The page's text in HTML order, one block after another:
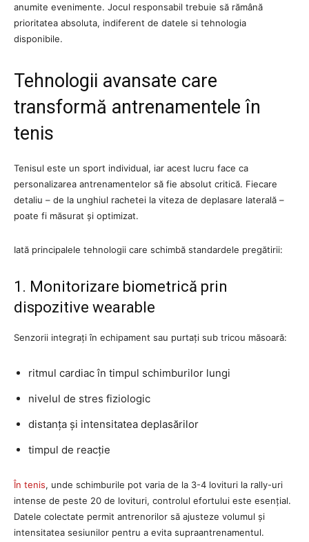
anumite evenimente. Jocul responsabil trebuie să rămână
prioritatea absoluta, indiferent de datele si tehnologia
disponibile.
Tehnologii avansate care
transformă antrenamentele în
tenis
Tenisul este un sport individual, iar acest lucru face ca
personalizarea antrenamentelor să fie absolut critică. Fiecare
detaliu – de la unghiul rachetei la viteza de deplasare laterală –
poate fi măsurat și optimizat.
Iată principalele tehnologii care schimbă standardele pregătirii:
1. Monitorizare biometrică prin
dispozitive wearable
Senzorii integrați în echipament sau purtați sub tricou măsoară:
ritmul cardiac în timpul schimburilor lungi
nivelul de stres fiziologic
distanța și intensitatea deplasărilor
timpul de reacție
În tenis, unde schimburile pot varia de la 3-4 lovituri la rally-uri
intense de peste 20 de lovituri, controlul efortului este esențial.
Datele colectate permit antrenorilor să ajusteze volumul și
intensitatea sesiunilor pentru a evita supraantrenamentul.